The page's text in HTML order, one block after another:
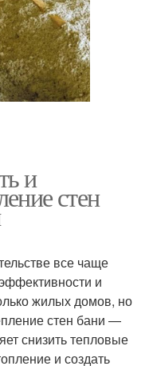
и
стен
все чаще
и
жилых домов, но
стен бани —
снизить тепловые
и создать